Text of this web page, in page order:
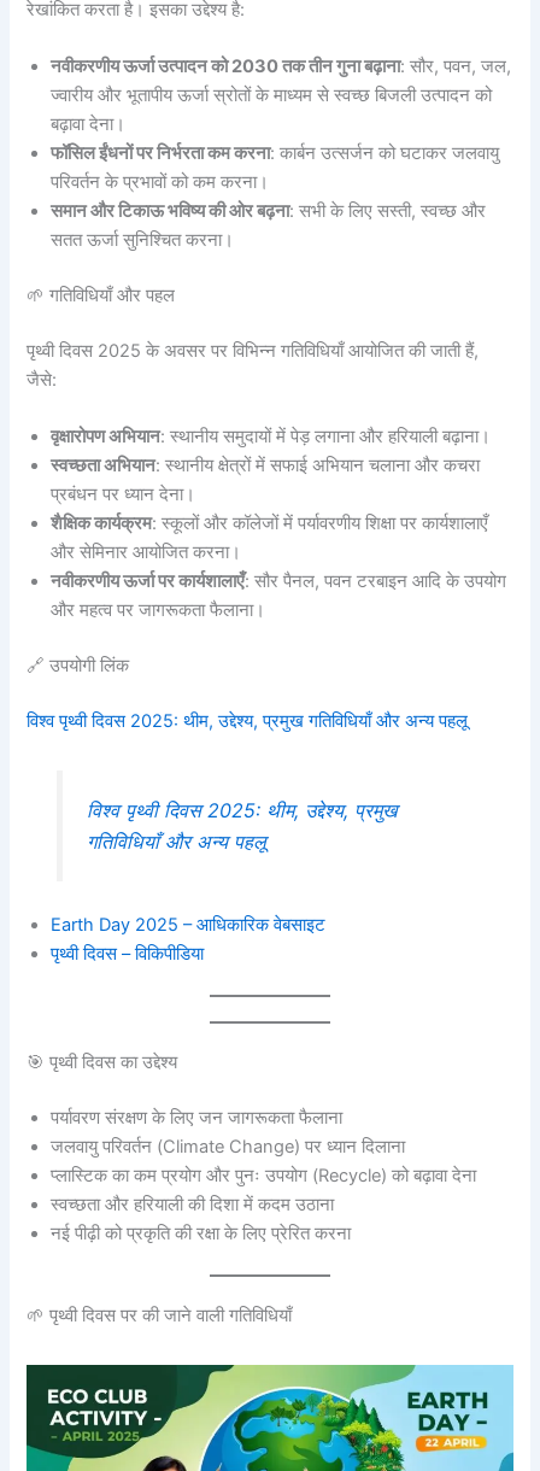
रेखांकित करता है। इसका उद्देश्य है:
नवीकरणीय ऊर्जा उत्पादन को 2030 तक तीन गुना बढ़ाना: सौर, पवन, जल,
ज्वारीय और भूतापीय ऊर्जा स्रोतों के माध्यम से स्वच्छ बिजली उत्पादन को
बढ़ावा देना।
फॉसिल ईंधनों पर निर्भरता कम करना: कार्बन उत्सर्जन को घटाकर जलवायु
परिवर्तन के प्रभावों को कम करना।
समान और टिकाऊ भविष्य की ओर बढ़ना: सभी के लिए सस्ती, स्वच्छ और
सतत ऊर्जा सुनिश्चित करना।
🌱 गतिविधियाँ और पहल
पृथ्वी दिवस 2025 के अवसर पर विभिन्न गतिविधियाँ आयोजित की जाती हैं,
जैसे:
वृक्षारोपण अभियान: स्थानीय समुदायों में पेड़ लगाना और हरियाली बढ़ाना।
स्वच्छता अभियान: स्थानीय क्षेत्रों में सफाई अभियान चलाना और कचरा
प्रबंधन पर ध्यान देना।
शैक्षिक कार्यक्रम: स्कूलों और कॉलेजों में पर्यावरणीय शिक्षा पर कार्यशालाएँ
और सेमिनार आयोजित करना।
नवीकरणीय ऊर्जा पर कार्यशालाएँ: सौर पैनल, पवन टरबाइन आदि के उपयोग
और महत्व पर जागरूकता फैलाना।
🔗 उपयोगी लिंक
विश्व पृथ्वी दिवस 2025: थीम, उद्देश्य, प्रमुख गतिविधियाँ और अन्य पहलू
विश्व पृथ्वी दिवस 2025: थीम, उद्देश्य, प्रमुख
गतिविधियाँ और अन्य पहलू
Earth Day 2025 –आधिकारिक वेबसाइट
पृथ्वी दिवस – विकिपीडिया
🎯 पृथ्वी दिवस का उद्देश्य
पर्यावरण संरक्षण के लिए जन जागरूकता फैलाना
जलवायु परिवर्तन (Climate Change) पर ध्यान दिलाना
प्लास्टिक का कम प्रयोग और पुनः उपयोग (Recycle) को बढ़ावा देना
स्वच्छता और हरियाली की दिशा में कदम उठाना
नई पीढ़ी को प्रकृति की रक्षा के लिए प्रेरित करना
🌱 पृथ्वी दिवस पर की जाने वाली गतिविधियाँ